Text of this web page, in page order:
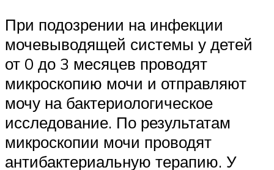
При подозрении на инфекции
мочевыводящей системы у детей
от 0 до 3 месяцев проводят
микроскопию мочи и отправляют
мочу на бактериологическое
исследование. По результатам
микроскопии мочи проводят
антибактериальную терапию. У